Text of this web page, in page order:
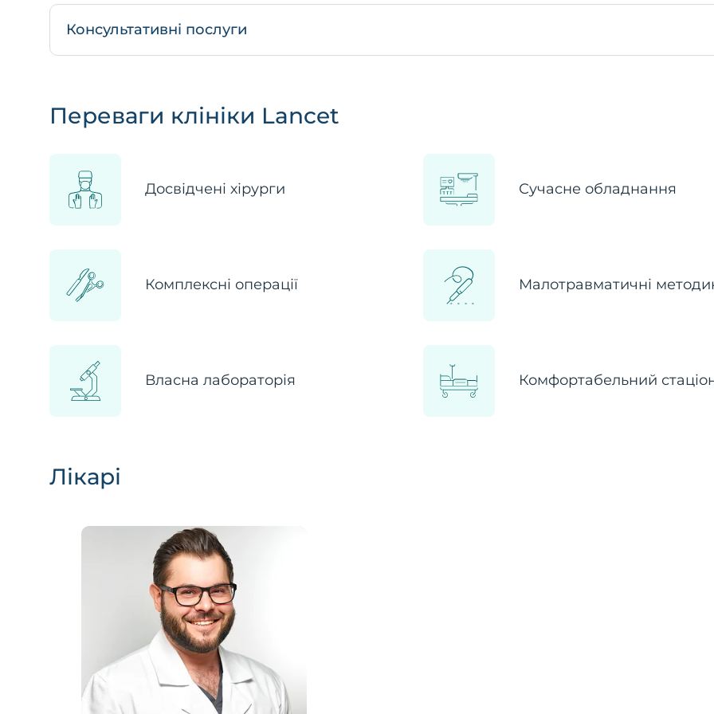
Консультативні послуги
Переваги клініки Lancet
Досвідчені хірурги Сучасне обладнання
Комплексні операції Малотравматичні
Власна лабораторія Комфортабельний
Лікарі